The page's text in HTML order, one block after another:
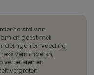
herstel van
en geest met
en voeding
verminderen,
verbeteren en
vergroten